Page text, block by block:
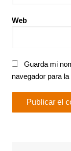
Web
Guarda mi
navegador para